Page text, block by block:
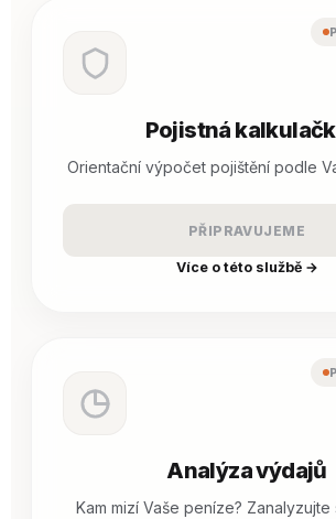
Pojistná
Orientační výpočet pojištění podle
PŘIPRAVUJEME
Více o této službě →
Analýza výdajů
Kam mizí Vaše peníze? Zanalyzujte